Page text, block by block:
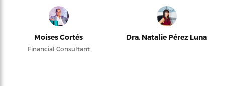
Moises Cortés
Financial Consultant
Dra. Natalie Pérez Luna